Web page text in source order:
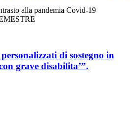
alla pandemia Covid-19
di sostegno in
grave disabilita’”.